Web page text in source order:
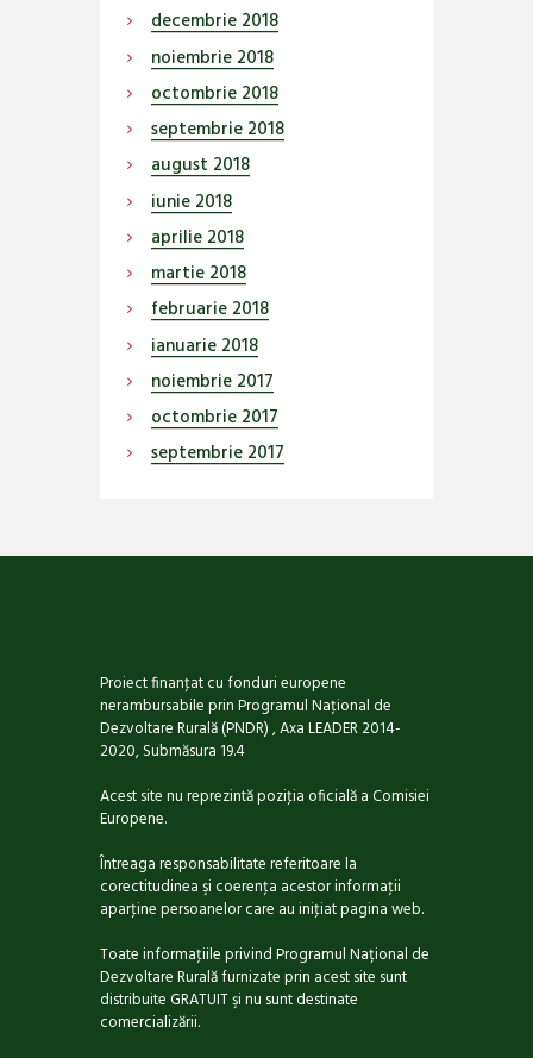
decembrie 2018
noiembrie 2018
octombrie 2018
septembrie 2018
august 2018
iunie 2018
aprilie 2018
martie 2018
februarie 2018
ianuarie 2018
noiembrie 2017
octombrie 2017
septembrie 2017
Proiect finanţat cu fonduri europene
nerambursabile prin Programul Naţional de
Dezvoltare Rurală (PNDR) , Axa LEADER 2014-
2020, Submăsura 19.4
Acest site nu reprezintă poziţia oficială a Comisiei
Europene.
Întreaga responsabilitate referitoare la
corectitudinea şi coerenţa acestor informaţii
aparţine persoanelor care au iniţiat pagina web.
Toate informaţiile privind Programul Național de
Dezvoltare Rurală furnizate prin acest site sunt
distribuite GRATUIT şi nu sunt destinate
comercializării.